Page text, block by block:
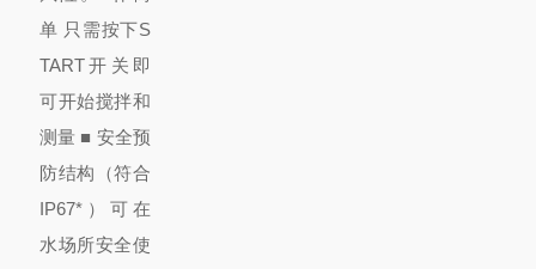
单 只需按下S
TART开关即
可开始搅拌和
测量 ■ 安全预
防结构（符合
IP67*） 可在
水场所安全使